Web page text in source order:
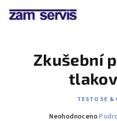
Zkušební
TESTO SE &
Průměrné
Neohodnoceno